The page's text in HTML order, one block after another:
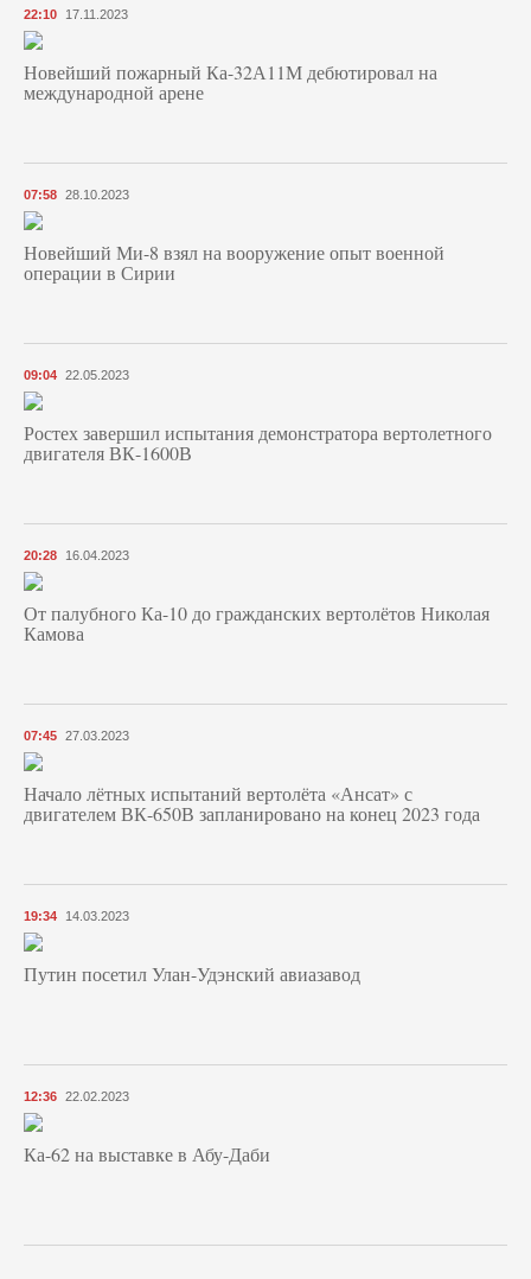
22:10 17.11.2023
Новейший пожарный Ка-32А11М дебютировал на
международной арене
07:58 28.10.2023
Новейший Ми-8 взял на вооружение опыт военной
операции в Сирии
09:04 22.05.2023
Ростех завершил испытания демонстратора вертолетного
двигателя ВК-1600В
20:28 16.04.2023
От палубного Ка-10 до гражданских вертолётов Николая
Камова
07:45 27.03.2023
Начало лётных испытаний вертолёта «Ансат» с
двигателем ВК-650В запланировано на конец 2023 года
19:34 14.03.2023
Путин посетил Улан-Удэнский авиазавод
12:36 22.02.2023
Ка-62 на выставке в Абу-Даби